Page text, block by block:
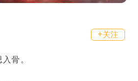
+关注
骨。